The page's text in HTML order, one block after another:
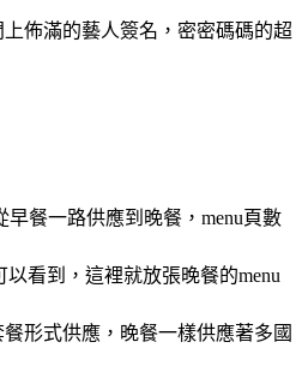
佈滿的藝人簽名，密密碼碼的超
早餐一路供應到晚餐，menu頁數
看到，這裡就放張晚餐的menu
形式供應，晚餐一樣供應著多國